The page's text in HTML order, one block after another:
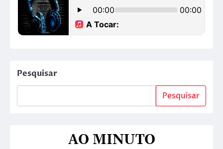
Pesquisar
Pesquisar
AO MINUTO